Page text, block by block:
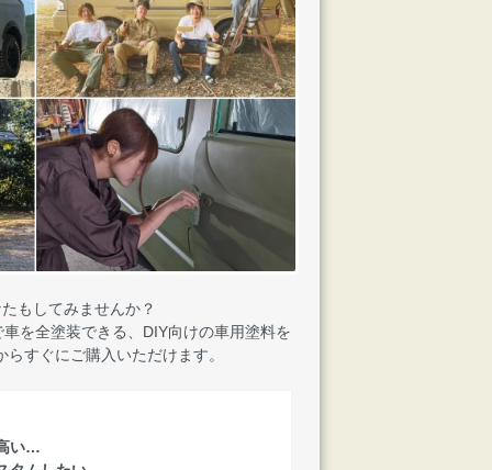
もしてみませんか？
を全塗装できる、DIY向けの車用塗料を
すぐにご購入いただけます。
い…